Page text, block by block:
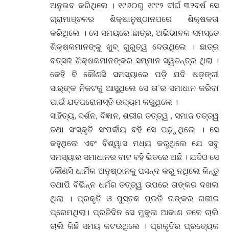
ଅନୁଭବ କରିଥିଲେ । ୧୯୬୦ରୁ ୧୯୯୨ ଦୀର୍ଘ ୩୨ବର୍ଷ ସେ
ଗ୍ରାମାଞ୍ଚଳର ଶିକ୍ଷାନୁଷ୍ଠାନପରେ ଶିକ୍ଷକତା
କରିଥିଲେ । ସେ ସମୟରେ ଛାତ୍ର, ଅଭିଭାବକ ସମସ୍ତେ
ଶିକ୍ଷକମାନଙ୍କୁ ଖୁବ୍ ଗୁରୁତ୍ୱ ଦେଉଥିଲେ । ଛାତ୍ର
ବତ୍ସଳ ଶିକ୍ଷକମାନଙ୍କର ସମ୍ମାନ ସ୍ୱତନ୍ତ୍ର ଥିଲା ।
କେହି ବି କୌଣସି ସମସ୍ୟାରେ ପଡ଼ି ଯଦି ଷଡ଼ଙ୍ଗୀ
ସାର୍‌ଙ୍କ ନିକଟକୁ ଆସୁଥିଲେ ସେ ତା’ର ସମାଧାନ କରିବା
ପାଇଁ ଯତପରୋନାସ୍ତି ଉଦ୍ୟମ କରୁଥିଲେ ।
ସାହିତ୍ୟ, ଦର୍ଶନ, ବିଜ୍ଞାନ, ଶରୀର ତତ୍ତ୍ୱ , ସମାଜ ତତ୍ତ୍ୱ
ତଥା ସଂସ୍କୃତି ସଂପର୍କୀୟ ବହି ସେ ପଢ଼ୁଥିଲେ । ସେ
କହୁଥିଲେ ଏବଂ ବିଶ୍ୱାସ ମଧ୍ୟ କରୁଥିଲେ ଯେ ସବୁ
ସମସ୍ୟାର ସମାଧାନର ବାଟ ବହି ଭିତରେ ଅଛି । ଯଦିଓ ସେ
କୌଣସି ଧାର୍ମିକ ଅନୁଷ୍ଠାନକୁ ପସନ୍ଦ କରୁ ନଥିଲେ କିନ୍ତୁ
ତଥାପି ବିଭିନ୍ନ ଧର୍ମର ତତ୍ତ୍ୱ ଉପରେ ତାଙ୍କର ଦଖଲ
ଥିଲା । ପ୍ରକୃତି ଓ ପୁସ୍ତକ ପ୍ରତି ତାଙ୍କର ଗଭୀର
ପ୍ରେମଥିଲା। ପ୍ରତିଦିନ ସେ ମୁକୁଳା ଆକାଶ ତଳେ ଚାଲି
ଚାଲି କିଛି ସମୟ କଟଉଥିଲେ । ପ୍ରକୃତିର ପ୍ରତ୍ୟେକ